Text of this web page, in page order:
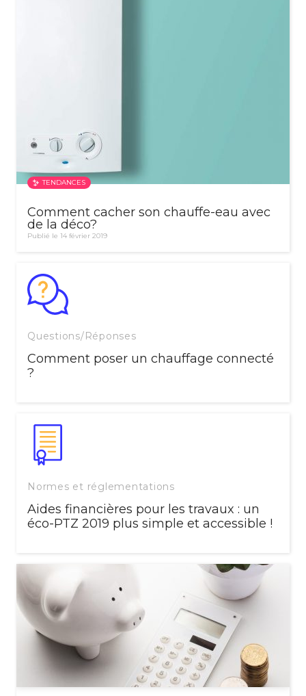
TENDANCES
Comment cacher son chauffe-eau avec
de la déco?
Publié le 14 février 2019
Questions/Réponses
Comment poser un chauffage connecté
?
Normes et réglementations
Aides financières pour les travaux : un
éco-PTZ 2019 plus simple et accessible !